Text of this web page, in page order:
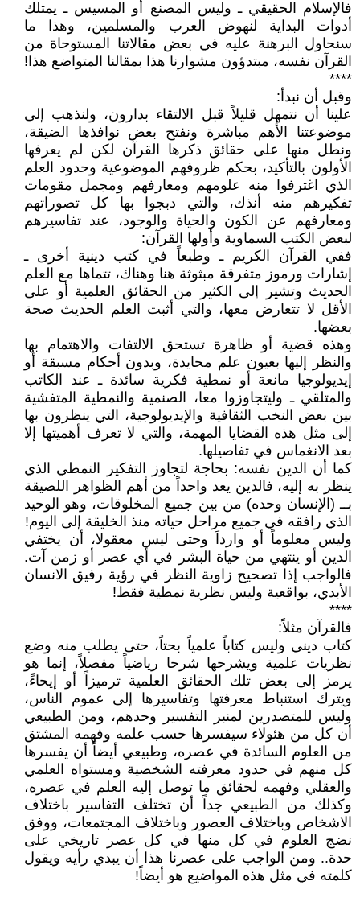
فالإسلام الحقيقي ـ وليس المصنع أو المسيس ـ يمتلك
أدوات البداية لنهوض العرب والمسلمين، وهذا ما
سنحاول البرهنة عليه في بعض مقالاتنا المستوحاة من
القرآن نفسه، مبتدؤون مشوارنا هذا بمقالنا المتواضع هذا!
****
وقبل أن نبدأ:
علينا أن نتمهل قليلاً قبل الالتقاء بدارون، ولنذهب إلى
موضوعتنا الأهم مباشرة ونفتح بعض نوافذها الضيقة،
ونطل منها على حقائق ذكرها القرآن لكن لم يعرفها
الأولون بالتأكيد، بحكم ظروفهم الموضوعية وحدود العلم
الذي اغترفوا منه علومهم ومعارفهم ومجمل مقومات
تفكيرهم منه أنذك، والتي دبجوا بها كل تصوراتهم
ومعارفهم عن الكون والحياة والوجود، عند تفاسيرهم
لبعض الكتب السماوية وأولها القرآن:
ففي القرآن الكريم ـ وطبعاً في كتب دينية أخرى ـ
إشارات ورموز متفرقة مبثوثة هنا وهناك، تتماها مع العلم
الحديث وتشير إلى الكثير من الحقائق العلمية أو على
الأقل لا تتعارض معها، والتي أثبت العلم الحديث صحة
بعضها.
وهذه قضية أو ظاهرة تستحق الالتفات والاهتمام بها
والنظر إليها بعيون علم محايدة، وبدون أحكام مسبقة أو
إيديولوجيا مانعة أو نمطية فكرية سائدة ـ عند الكاتب
والمتلقي ـ وليتجاوزوا معا، الصنمية والنمطية المتفشية
بين بعض النخب الثقافية والإيديولوجية، التي ينظرون بها
إلى مثل هذه القضايا المهمة، والتي لا تعرف أهميتها إلا
بعد الانغماس في تفاصيلها.
كما أن الدين نفسه: بحاجة لتجاوز التفكير النمطي الذي
ينظر به إليه، فالدين يعد واحداً من أهم الظواهر اللصيقة
بــ (الإنسان وحده) من بين جميع المخلوقات، وهو الوحيد
الذي رافقه في جميع مراحل حياته منذ الخليقة إلى اليوم!
وليس معلوماً أو وارداَ وحتى ليس معقولا، أن يختفي
الدين أو ينتهي من حياة البشر في أي عصر أو زمن آت.
فالواجب إذا تصحيح زاوية النظر في رؤية رفيق الانسان
الأبدي، بواقعية وليس نظرية نمطية فقط!
****
فالقرآن مثلاً:
كتاب ديني وليس كتاباً علمياً بحتاً، حتى يطلب منه وضع
نظريات علمية ويشرحها شرحا رياضياً مفصلاً، إنما هو
يرمز إلى بعض تلك الحقائق العلمية ترميزاً أو إيحاءً،
ويترك استنباط معرفتها وتفاسيرها إلى عموم الناس،
وليس للمتصدرين لمنبر التفسير وحدهم، ومن الطبيعي
أن كل من هئولاء سيفسرها حسب علمه وفهمه المشتق
من العلوم السائدة في عصره، وطبيعي أيضاً أن يفسرها
كل منهم في حدود معرفته الشخصية ومستواه العلمي
والعقلي وفهمه لحقائق ما توصل إليه العلم في عصره،
وكذلك من الطبيعي جداً أن تختلف التفاسير باختلاف
الاشخاص وباختلاف العصور وباختلاف المجتمعات، ووفق
نضج العلوم في كل منها في كل عصر تاريخي على
حدة.. ومن الواجب على عصرنا هذا أن يبدي رأيه ويقول
كلمته في مثل هذه المواضيع هو أيضاً!